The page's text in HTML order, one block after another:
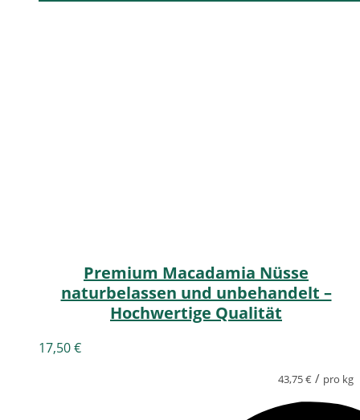
Premium Macadamia Nüsse
naturbelassen und unbehandelt –
Hochwertige Qualität
17,50€
43,75€ / pro kg